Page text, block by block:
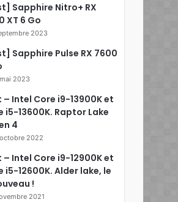
Sapphire Nitro+ RX
XT 6 Go
2023
Sapphire Pulse RX 7600
2023
– Intel Core i9-13900K et
i5-13600K. Raptor Lake
4
2022
– Intel Core i9-12900K et
i5-12600K. Alder lake, le
!
2021